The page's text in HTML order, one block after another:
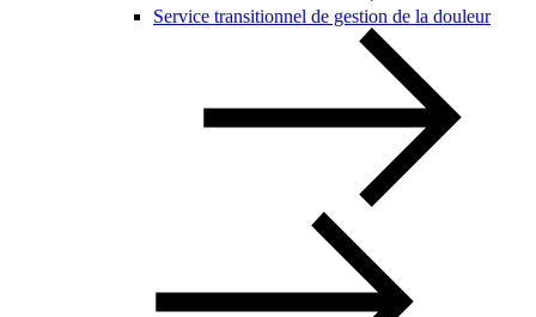
Service transitionnel de gestion de la douleur